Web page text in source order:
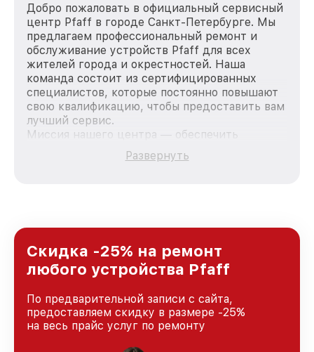
Добро пожаловать в официальный сервисный
центр Pfaff в городе Санкт-Петербурге. Мы
предлагаем профессиональный ремонт и
обслуживание устройств Pfaff для всех
жителей города и окрестностей. Наша
команда состоит из сертифицированных
специалистов, которые постоянно повышают
свою квалификацию, чтобы предоставить вам
лучший сервис.
Миссия нашего центра — обеспечить
качественный и доступный ремонт для
каждого пользователя продукции Pfaff, вне
Санкт-Петербурге, постоянно повышая
уровень доверия и лояльности наших
клиентов.
Развернуть
Скидка -25% на ремонт
любого устройства Pfaff
По предварительной записи с сайта,
предоставляем скидку в размере -25%
на весь прайс услуг по ремонту